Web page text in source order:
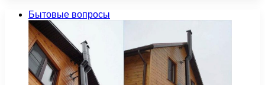
Бытовые вопросы